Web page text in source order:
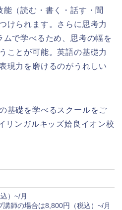
（読む・書く・話す・聞
けられます。さらに思考力
ムで学べるため、思考の幅を
ことが可能。英語の基礎力
現力を磨けるのがうれしい
基礎を学べるスクールをご
リンガルキッズ姶良イオン校
）~/月
師の場合は8,800円（税込）~/月